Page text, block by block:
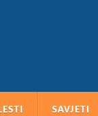
SAVJETI